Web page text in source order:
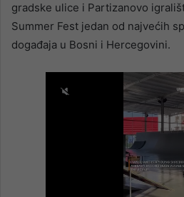
gradske ulice i Partizanovo
Summer Fest jedan od najvećih
događaja u Bosni i Hercegovini.